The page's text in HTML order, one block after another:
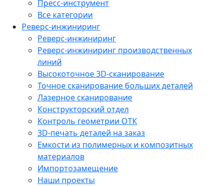
Пресс-инструмент
Все категории
Реверс-инжиниринг
Реверс-инжиниринг
Реверс-инжиниринг производственных
линий
Высокоточное 3D-сканирование
Точное сканирование больших деталей
Лазерное сканирование
Конструкторский отдел
Контроль геометрии ОТК
3D-печать деталей на заказ
Емкости из полимерных и композитных
материалов
Импортозамещение
Наши проекты